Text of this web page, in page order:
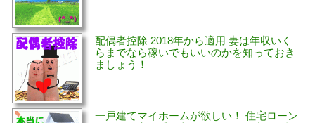
配偶者控除 2018年から適用 妻は年収いく
らまでなら稼いでもいいのかを知っておき
ましょう！
一戸建てマイホームが欲しい！ 住宅ローン